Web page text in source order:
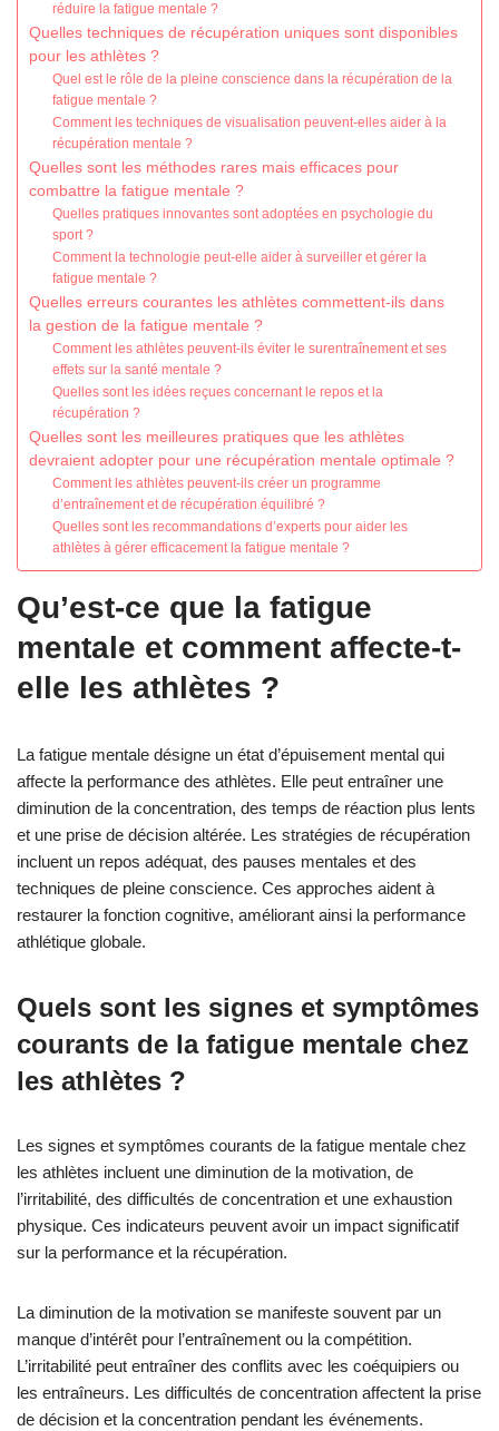
réduire la fatigue mentale ?
Quelles techniques de récupération uniques sont disponibles
pour les athlètes ?
Quel est le rôle de la pleine conscience dans la récupération de la
fatigue mentale ?
Comment les techniques de visualisation peuvent-elles aider à la
récupération mentale ?
Quelles sont les méthodes rares mais efficaces pour
combattre la fatigue mentale ?
Quelles pratiques innovantes sont adoptées en psychologie du
sport ?
Comment la technologie peut-elle aider à surveiller et gérer la
fatigue mentale ?
Quelles erreurs courantes les athlètes commettent-ils dans
la gestion de la fatigue mentale ?
Comment les athlètes peuvent-ils éviter le surentraînement et ses
effets sur la santé mentale ?
Quelles sont les idées reçues concernant le repos et la
récupération ?
Quelles sont les meilleures pratiques que les athlètes
devraient adopter pour une récupération mentale optimale ?
Comment les athlètes peuvent-ils créer un programme
d’entraînement et de récupération équilibré ?
Quelles sont les recommandations d’experts pour aider les
athlètes à gérer efficacement la fatigue mentale ?
Qu’est-ce que la fatigue
mentale et comment affecte-t-
elle les athlètes ?
La fatigue mentale désigne un état d’épuisement mental qui
affecte la performance des athlètes. Elle peut entraîner une
diminution de la concentration, des temps de réaction plus lents
et une prise de décision altérée. Les stratégies de récupération
incluent un repos adéquat, des pauses mentales et des
techniques de pleine conscience. Ces approches aident à
restaurer la fonction cognitive, améliorant ainsi la performance
athlétique globale.
Quels sont les signes et symptômes
courants de la fatigue mentale chez
les athlètes ?
Les signes et symptômes courants de la fatigue mentale chez
les athlètes incluent une diminution de la motivation, de
l’irritabilité, des difficultés de concentration et une exhaustion
physique. Ces indicateurs peuvent avoir un impact significatif
sur la performance et la récupération.
La diminution de la motivation se manifeste souvent par un
manque d’intérêt pour l’entraînement ou la compétition.
L’irritabilité peut entraîner des conflits avec les coéquipiers ou
les entraîneurs. Les difficultés de concentration affectent la prise
de décision et la concentration pendant les événements.